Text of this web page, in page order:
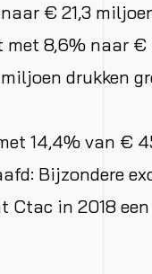
€ 21,3
8,6% naar €
drukken
14,4% van €
Bijzondere
Ctac in 2018